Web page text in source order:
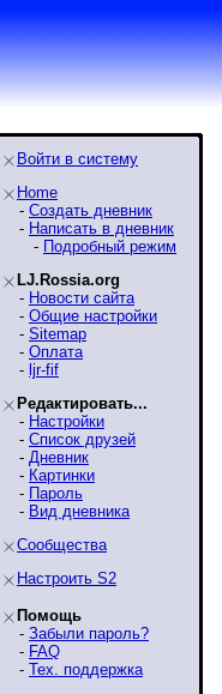
Войти в систему
Home
- Создать дневник
- Написать в дневник
- Подробный режим
LJ.Rossia.org
- Новости сайта
- Общие настройки
- Sitemap
- Оплата
- ljr-fif
Редактировать...
- Настройки
- Список друзей
- Дневник
- Картинки
- Пароль
- Вид дневника
Сообщества
Настроить S2
Помощь
- Забыли пароль?
- FAQ
- Тех. поддержка